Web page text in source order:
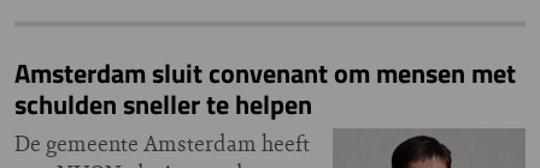
Amsterdam sluit convenant om mensen met
schulden sneller te helpen
De gemeente Amsterdam heeft